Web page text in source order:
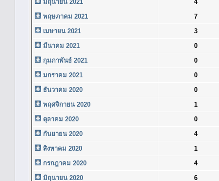
มิถุนายน 2021
4
พฤษภาคม 2021
7
เมษายน 2021
3
มีนาคม 2021
0
กุมภาพันธ์ 2021
0
มกราคม 2021
0
ธันวาคม 2020
0
พฤศจิกายน 2020
1
ตุลาคม 2020
0
กันยายน 2020
4
สิงหาคม 2020
1
กรกฎาคม 2020
4
มิถุนายน 2020
6